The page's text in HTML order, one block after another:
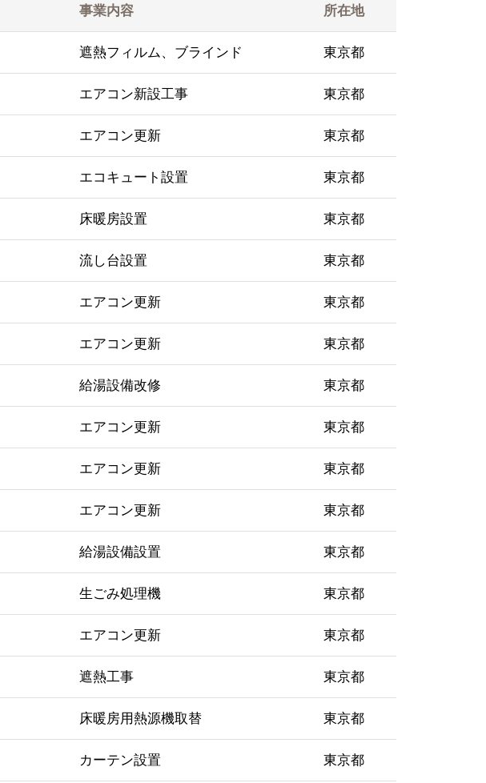
事業内容 所在地
遮熱フィルム、ブラインド 東京都
エアコン新設工事 東京都
エアコン更新 東京都
エコキュート設置 東京都
床暖房設置 東京都
流し台設置 東京都
エアコン更新 東京都
エアコン更新 東京都
給湯設備改修 東京都
エアコン更新 東京都
エアコン更新 東京都
エアコン更新 東京都
給湯設備設置 東京都
生ごみ処理機 東京都
エアコン更新 東京都
遮熱工事 東京都
床暖房用熱源機取替 東京都
カーテン設置 東京都